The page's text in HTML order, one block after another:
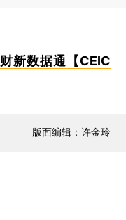
财新数据通【CEIC
版面编辑：许金玲